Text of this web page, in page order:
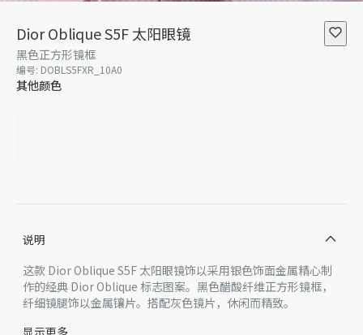
Dior Oblique S5F 太阳眼镜
黑色正方形镜框
编号: DOBLS5FXR_10A0
其他颜色
说明
这款 Dior Oblique S5F 太阳眼镜饰以采用银色饰面金属精心制
作的经典 Dior Oblique 标志图案。黑色醋酸纤维正方形镜框，
纤细镜腿饰以金属镶片。搭配灰色镜片，休闲而精致。